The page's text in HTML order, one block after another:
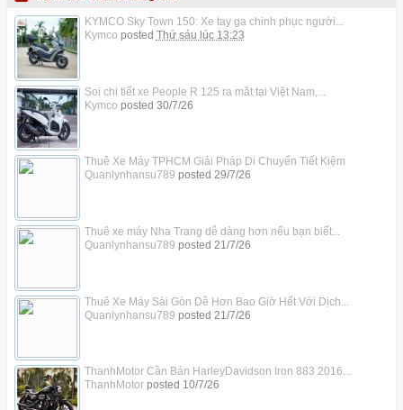
KYMCO Sky Town 150: Xe tay ga chinh phục người...
Kymco posted Thứ sáu lúc 13:23
Soi chi tiết xe People R 125 ra mắt tại Việt Nam,...
Kymco posted 30/7/26
Thuê Xe Máy TPHCM Giải Pháp Di Chuyển Tiết Kiệm
Quanlynhansu789 posted 29/7/26
Thuê xe máy Nha Trang dễ dàng hơn nếu bạn biết...
Quanlynhansu789 posted 21/7/26
Thuê Xe Máy Sài Gòn Dễ Hơn Bao Giờ Hết Với Dịch...
Quanlynhansu789 posted 21/7/26
ThanhMotor Cần Bán HarleyDavidson Iron 883 2016...
ThanhMotorposted 10/7/26